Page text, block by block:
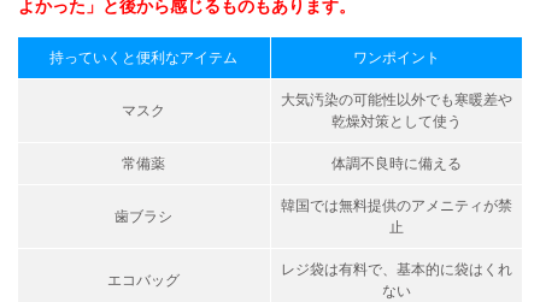
よかった」と後から感じるものもあります。
持っていくと便利なアイテム ワンポイント
マスク
大気汚染の可能性以外でも寒暖差や
乾燥対策として使う
常備薬 体調不良時に備える
歯ブラシ
韓国では無料提供のアメニティが禁
止
エコバッグ
レジ袋は有料で、基本的に袋はくれ
ない